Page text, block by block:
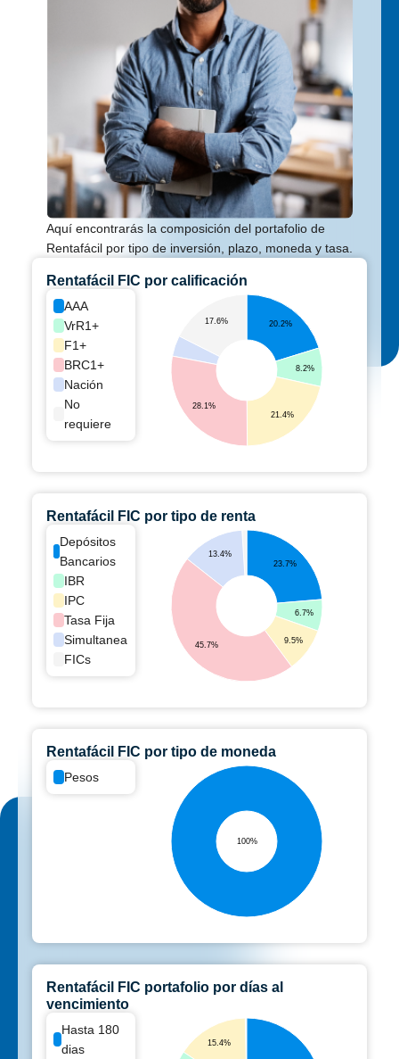
Aquí encontrarás la composición del portafolio de
Rentafácil por tipo de inversión, plazo, moneda y tasa.
Rentafácil FIC por calificación
AAA
VrR1+
F1+
BRC1+
Nación
No
requiere
20.2%
8.2%
21.4%
17.6%
28.1%
Rentafácil FIC por tipo de renta
Depósitos
Bancarios
IBR
IPC
Tasa Fija
Simultanea
FICs
23.7%
6.7%
9.5%
13.4%
45.7%
Rentafácil FIC por tipo de moneda
Pesos
100%
Rentafácil FIC portafolio por días al
vencimiento
Hasta 180
dias
15.4%